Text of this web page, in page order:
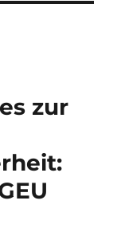
zur